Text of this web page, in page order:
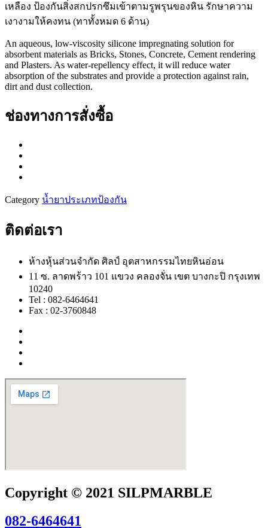
เหลือง ป้องกันสิ่งสกปรกซึมเข้าตามรูพรุนของหิน รักษาความ
เงางามให้คงทน (ทาทั้งหมด 6 ด้าน)
An aqueous, low-viscosity silicone impregnating solution for
absorbent materials as Bricks, Stones, Concrete, Cement rendering
and Plasters. As water-repellency effect, it will reduce water
absorption of the substrates and provide a protection against rain,
dirt and dust collection.
ช่องทางการสั่งซื้อ
Category น้ำยาประเภทป้องกัน
ติดต่อเรา
ห้างหุ้นส่วนจำกัด ศิลป์ อุตสาหกรรมไทยหินอ่อน
11 ซ. ลาดพร้าว 101 แขวง คลองจั่น เขต บางกะปิ กรุงเทพ
10240
Tel : 082-6464641
Fax : 02-3760848
Copyright © 2021 SILPMARBLE
082-6464641